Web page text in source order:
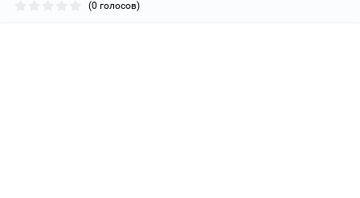
(0 голосов)